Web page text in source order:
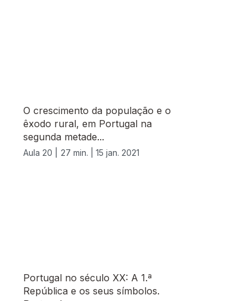
O crescimento da população e o
êxodo rural, em Portugal na
segunda metade...
Aula 20 | 27 min. | 15 jan. 2021
Portugal no século XX: A 1.ª
República e os seus símbolos.